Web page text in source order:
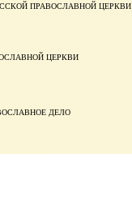
ПРАВОСЛАВНОЙ ЦЕРКВИ
ЦЕРКВИ
ДЕЛО